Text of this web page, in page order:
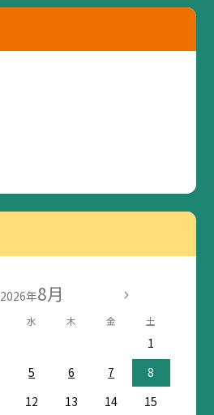
2026年8月
水 木 金 土
1
5 6 7
8
12 13 14
15